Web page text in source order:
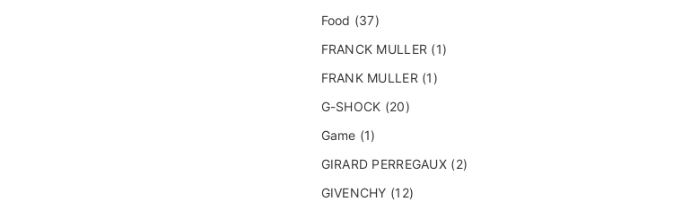
Food (37)
FRANCK MULLER (1)
FRANK MULLER (1)
G-SHOCK (20)
Game (1)
GIRARD PERREGAUX (2)
GIVENCHY (12)